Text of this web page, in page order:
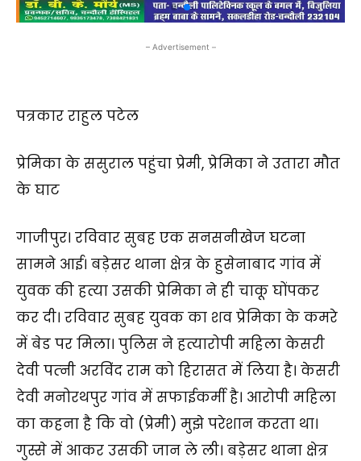
– Advertisement –
पत्रकार राहुल पटेल
प्रेमिका के ससुराल पहुंचा प्रेमी, प्रेमिका ने उतारा मौत
के घाट
गाजीपुर। रविवार सुबह एक सनसनीखेज घटना
सामने आई। बड़ेसर थाना क्षेत्र के हुसेनाबाद गांव में
युवक की हत्या उसकी प्रेमिका ने ही चाकू घोंपकर
कर दी। रविवार सुबह युवक का शव प्रेमिका के कमरे
में बेड पर मिला। पुलिस ने हत्यारोपी महिला केसरी
देवी पत्‍नी अरविंद राम को हिरासत में लिया है। केसरी
देवी मनोरथपुर गांव में सफाईकर्मी है। आरोपी महिला
का कहना है कि वो (प्रेमी) मुझे परेशान करता था।
गुस्से में आकर उसकी जान ले ली। बड़ेसर थाना क्षेत्र